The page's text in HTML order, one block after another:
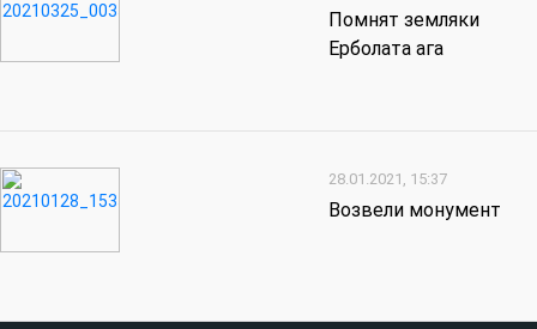
Помнят земляки
Ерболата ага
28.01.2021, 15:37
Возвели монумент